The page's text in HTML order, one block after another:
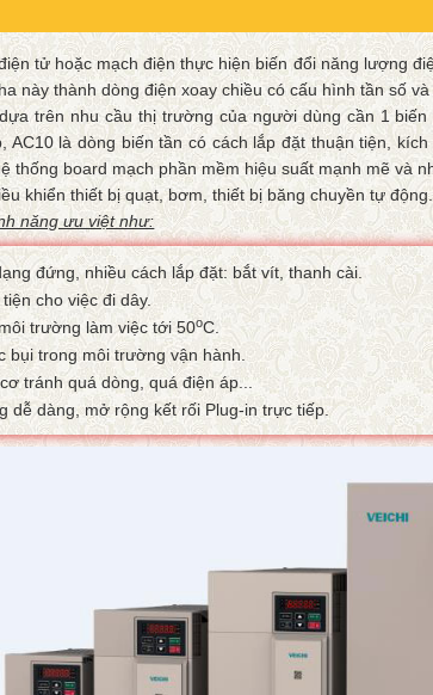
tử hoặc mạch điện thực hiện biến đổi năng lượng
này thành dòng điện xoay chiều có cấu hình tần số và
trên nhu cầu thị trường của người dùng cần 1
AC10 là dòng biến tần có cách lắp đặt thuận tiện,
thống board mạch phần mềm hiệu suất mạnh mẽ và
khiển thiết bị quạt, bơm, thiết bị băng chuyền tự
năng ưu việt như:
đứng, nhiều cách lắp đặt: bắt vít, thanh cài.
cho việc đi dây.
trường làm việc tới 50oC.
trong môi trường vận hành.
tránh quá dòng, quá điện áp...
dễ dàng, mở rộng kết rối Plug-in trực tiếp.